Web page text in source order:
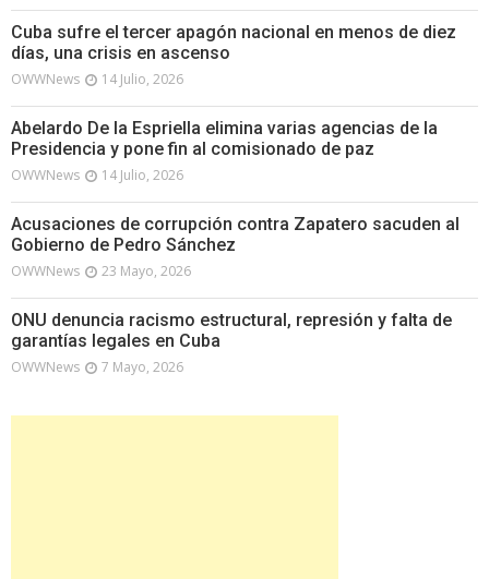
Cuba sufre el tercer apagón nacional en menos de diez
días, una crisis en ascenso
OWWNews 14 Julio, 2026
Abelardo De la Espriella elimina varias agencias de la
Presidencia y pone fin al comisionado de paz
OWWNews 14 Julio, 2026
Acusaciones de corrupción contra Zapatero sacuden al
Gobierno de Pedro Sánchez
OWWNews 23 Mayo, 2026
ONU denuncia racismo estructural, represión y falta de
garantías legales en Cuba
OWWNews 7 Mayo, 2026